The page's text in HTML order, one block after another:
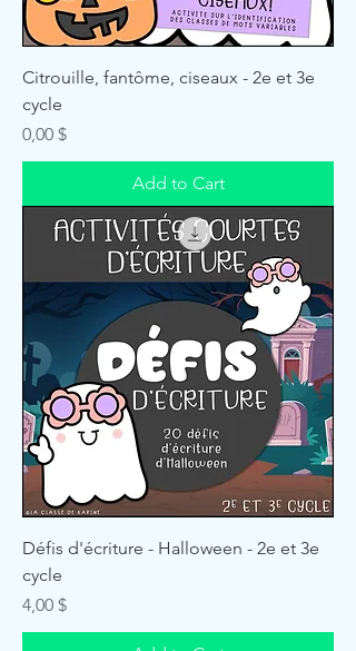
Citrouille, fantôme, ciseaux - 2e et 3e
cycle
Price
0,00 $
Add to Cart
Défis d'écriture - Halloween - 2e et 3e
cycle
Price
4,00 $